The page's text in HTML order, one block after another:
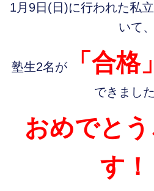
1月9日(日)に行われた私
いて、
塾生2名が「合格」
できまし
おめでと
す！